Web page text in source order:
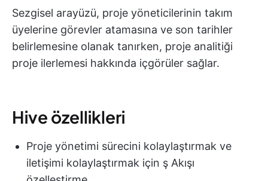
Sezgisel arayüzü, proje yöneticilerinin takım
üyelerine görevler atamasına ve son tarihler
belirlemesine olanak tanırken, proje analitiği
proje ilerlemesi hakkında içgörüler sağlar.
Hive özellikleri
Proje yönetimi sürecini kolaylaştırmak ve
iletişimi kolaylaştırmak için ş Akışı